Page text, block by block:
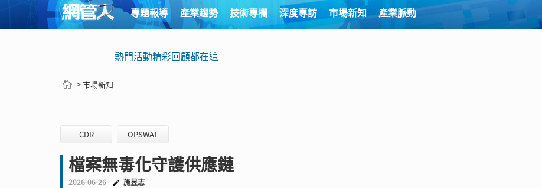
專題報導 產業趨勢 技術專欄 深度專訪 市場新知 產業脈動
熱門活動精彩回顧都在這
> 市場新知
CDR OPSWAT
檔案無毒化守護供應鏈
2026-06-26 施昱志